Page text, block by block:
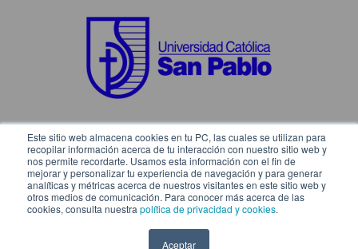
Este sitio web almacena cookies en tu PC, las cuales se utilizan para
recopilar información acerca de tu interacción con nuestro sitio web y
nos permite recordarte. Usamos esta información con el fin de
mejorar y personalizar tu experiencia de navegación y para generar
analíticas y métricas acerca de nuestros visitantes en este sitio web y
otros medios de comunicación. Para conocer más acerca de las
cookies, consulta nuestra política de privacidad y cookies.
Aceptar
SÍGUENOS EN: